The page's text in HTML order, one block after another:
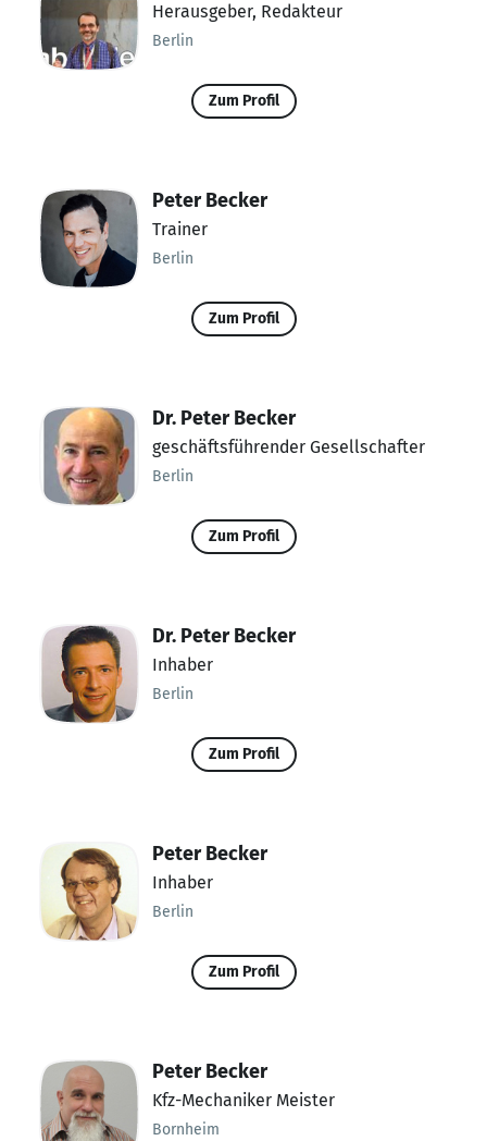
Herausgeber, Redakteur
Berlin
Zum Profil
Peter Becker
Trainer
Berlin
Zum Profil
Dr. Peter Becker
geschäftsführender Gesellschafter
Berlin
Zum Profil
Dr. Peter Becker
Inhaber
Berlin
Zum Profil
Peter Becker
Inhaber
Berlin
Zum Profil
Peter Becker
Kfz-Mechaniker Meister
Bornheim